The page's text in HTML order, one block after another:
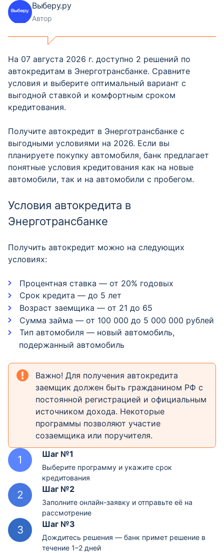
Выберу.ру
Автор
На 07 августа 2026 г. доступно 2 решений по
автокредитам в Энерготрансбанке. Сравните
условия и выберите оптимальный вариант с
выгодной ставкой и комфортным сроком
кредитования.
Получите автокредит в Энерготрансбанке с
выгодными условиями на 2026. Если вы
планируете покупку автомобиля, банк предлагает
понятные условия кредитования как на новые
автомобили, так и на автомобили с пробегом.
Условия автокредита в
Энерготрансбанке
Получить автокредит можно на следующих
условиях:
Процентная ставка — от 20% годовых
Срок кредита — до 5 лет
Возраст заемщика — от 21 до 65
Сумма займа — от 100 000 до 5 000 000 рублей
Тип автомобиля — новый автомобиль,
подержанный автомобиль
Важно! Для получения автокредита
заемщик должен быть гражданином РФ с
постоянной регистрацией и официальным
источником дохода. Некоторые
программы позволяют участие
созаемщика или поручителя.
Шаг №1
Выберите программу и укажите срок
кредитования
Шаг №2
Заполните онлайн-заявку и отправьте её на
рассмотрение
Шаг №3
Дождитесь решения — банк примет решение в
течение 1–2 дней